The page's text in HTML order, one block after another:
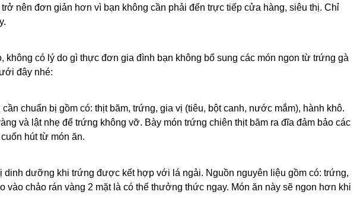
nên đơn giản hơn vì bạn không cần phải đến trực tiếp cửa hàng, siêu thị. Chỉ
có lý do gì thực đơn gia đình bạn không bổ sung các món ngon từ trứng gà
đây nhé:
chuẩn bị gồm có: thịt băm, trứng, gia vị (tiêu, bột canh, nước mắm), hành khô.
và lật nhẹ để trứng không vỡ. Bày món trứng chiên thịt băm ra đĩa đảm bảo các
hút từ món ăn.
dinh dưỡng khi trứng được kết hợp với lá ngải. Nguồn nguyên liệu gồm có: trứng,
vào chảo rán vàng 2 mặt là có thể thưởng thức ngay. Món ăn này sẽ ngon hơn khi